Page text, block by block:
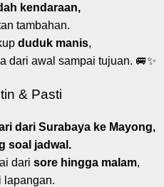
kendaraan,
tambahan.
duduk manis,
dari awal sampai tujuan. 🚐✨
& Pasti
dari Surabaya ke Mayong,
soal jadwal.
dari sore hingga malam,
lapangan.